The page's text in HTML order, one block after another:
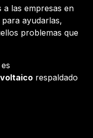
a las empresas en
para ayudarlas,
problemas que
respaldado